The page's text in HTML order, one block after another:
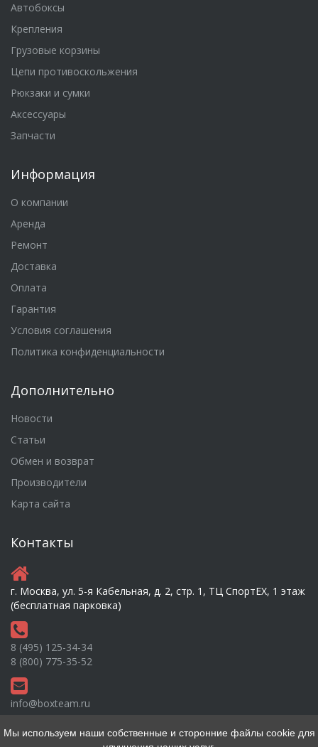
Автобоксы
Крепления
Грузовые корзины
Цепи противоскольжения
Рюкзаки и сумки
Аксессуары
Запчасти
Информация
О компании
Аренда
Ремонт
Доставка
Оплата
Гарантия
Условия соглашения
Политика конфиденциальности
Дополнительно
Новости
Статьи
Обмен и возврат
Производители
Карта сайта
Контакты
г. Москва, ул. 5-я Кабельная, д. 2, стр. 1, ТЦ СпортEX, 1 этаж
(бесплатная парковка)
8 (495) 125-34-34
8 (800) 775-35-52
info@boxteam.ru
Мы используем наши собственные и сторонние файлы cookie для